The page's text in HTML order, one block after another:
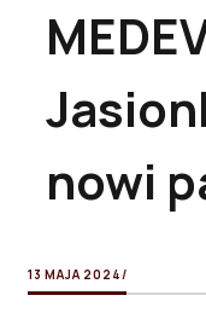
nowi
13 MAJA 2024 /